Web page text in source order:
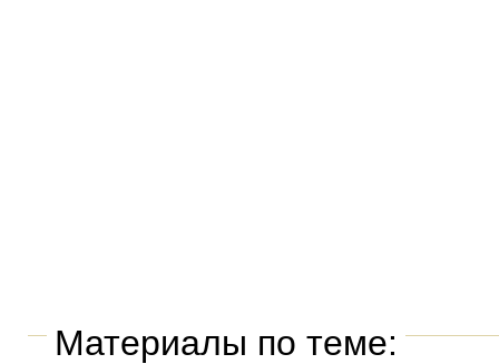
Материалы по теме: